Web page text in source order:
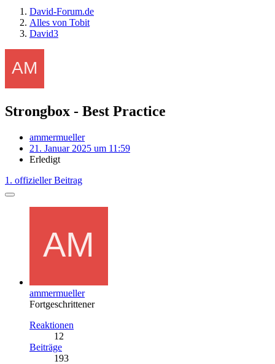
David-Forum.de
Alles von Tobit
David3
Strongbox - Best Practice
ammermueller
21. Januar 2025 um 11:59
Erledigt
1. offizieller Beitrag
ammermueller
Fortgeschrittener
Reaktionen
12
Beiträge
193